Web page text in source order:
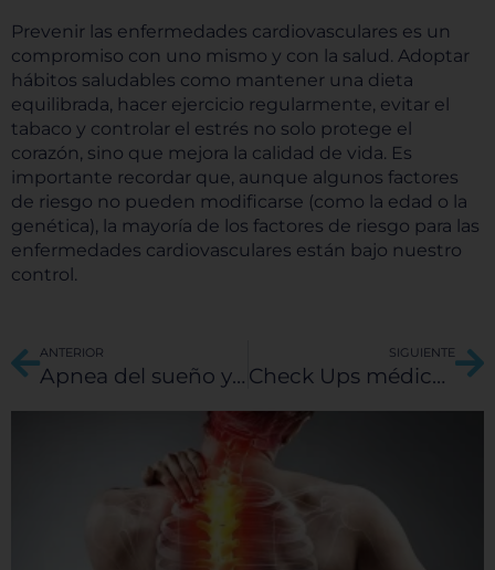
Prevenir las enfermedades cardiovasculares es un
compromiso con uno mismo y con la salud. Adoptar
hábitos saludables como mantener una dieta
equilibrada, hacer ejercicio regularmente, evitar el
tabaco y controlar el estrés no solo protege el
corazón, sino que mejora la calidad de vida. Es
importante recordar que, aunque algunos factores
de riesgo no pueden modificarse (como la edad o la
genética), la mayoría de los factores de riesgo para las
enfermedades cardiovasculares están bajo nuestro
control.
AntANTERIOR
Apnea del sueño y su vínculo con el riesgo cardiovascular
SIGUIENTE
Check Ups médicos y medicina preventiva en el Hospital Galenia
predeterminadas. Sin embargo, el bloqueo de
algunos tipos de cookies puede afectar su
experiencia en el sitio y los servicios que podemos
ofrecer.Más información
Permitir todas
Cookies dirigidas
Cookies de funcionalidad